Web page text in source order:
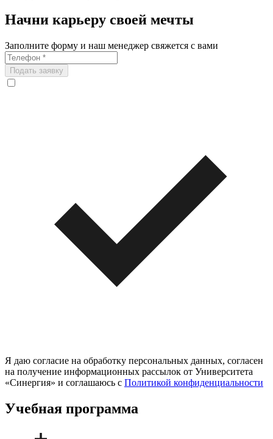
Начни карьеру своей мечты
Заполните форму и наш менеджер свяжется с вами
Подать заявку
Я даю согласие на обработку персональных данных, согласен
на получение информационных рассылок от Университета
«Синергия» и соглашаюсь c Политикой конфиденциальности
Учебная программа